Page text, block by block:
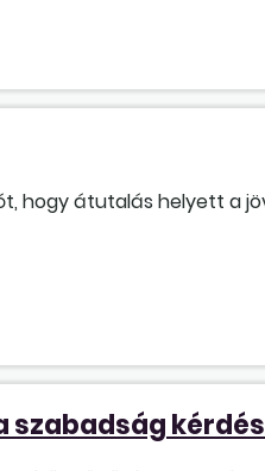
hogy átutalás helyett a
szabadság